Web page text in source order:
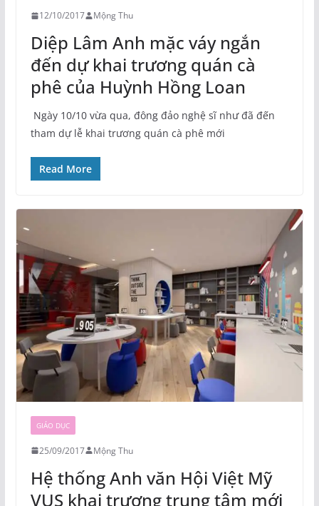
12/10/2017 Mộng Thu
Diệp Lâm Anh mặc váy ngắn
đến dự khai trương quán cà
phê của Huỳnh Hồng Loan
Ngày 10/10 vừa qua, đông đảo nghệ sĩ như đã đến
tham dự lễ khai trương quán cà phê mới
Read More
GIÁO DỤC
25/09/2017 Mộng Thu
Hệ thống Anh văn Hội Việt Mỹ
VUS khai trương trung tâm mới